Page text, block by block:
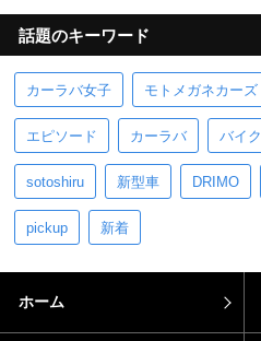
話題のキーワード
カーラバ女子 モトメガネカーズ
エピソード カーラバ バイク
sotoshiru 新型車 DRIMO
pickup 新着
ホーム